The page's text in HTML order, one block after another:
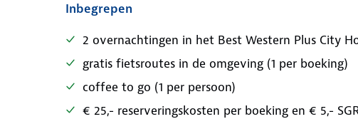
Inbegrepen
2 overnachtingen in het Best Western Plus City
gratis fietsroutes in de omgeving (1 per boeking)
coffee to go (1 per persoon)
€ 25,- reserveringskosten per boeking en € 5,-